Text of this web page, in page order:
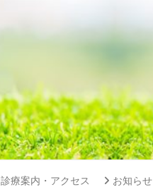
診療案内・アクセス お知らせ